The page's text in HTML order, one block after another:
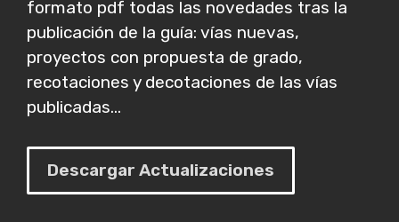
formato pdf todas las novedades tras la
publicación de la guía: vías nuevas,
proyectos con propuesta de grado,
recotaciones y decotaciones de las vías
publicadas...
Descargar Actualizaciones